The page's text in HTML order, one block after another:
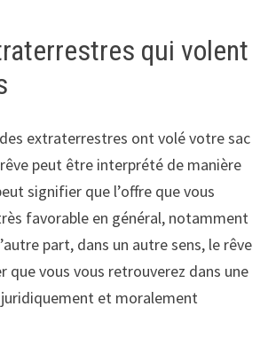
qui volent
extraterrestres ont volé votre sac
peut être interprété de manière
signifier que l’offre que vous
favorable en général, notamment
part, dans un autre sens, le rêve
que vous vous retrouverez dans une
et moralement